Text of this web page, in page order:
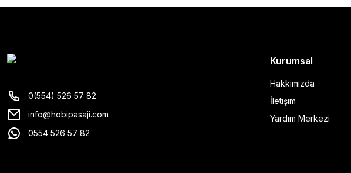
0(554) 526 57 82
info@hobipasaji.com
0554 526 57 82
Kurumsal
Hakkımızda
İletişim
Yardım Merkezi